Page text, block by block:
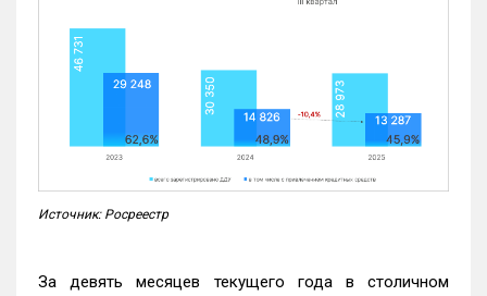
Источник: Росреестр
За девять месяцев текущего года в столичном